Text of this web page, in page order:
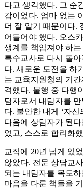
다고 생각했다. 그 순
감이었다. 엄마 없는
더 잘 알기 때문이다.
어들어야 했다. 오스
생계를 책임져야 하
특수교사로 다시 돌
다. 새로운 도전을 하
는 교육지원청의 기
격했다. 불행 중 다행
담자로서 내담자를
다. 불안한 내게 ‘자
다음에 상담자가 된
었고, 스스로 합리화
교직에 20년 넘게 있
않았다. 전문 상담교
되는 내담자를 목도
마음을 다룬 책들을